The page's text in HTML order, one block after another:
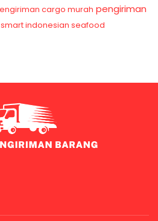
cargo murah pengiriman
smart indonesian seafood